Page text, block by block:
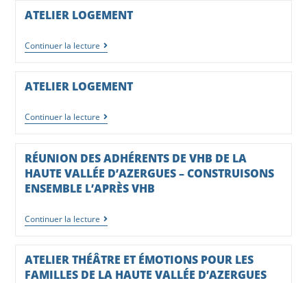
ATELIER LOGEMENT
Continuer la lecture
ATELIER LOGEMENT
Continuer la lecture
RÉUNION DES ADHÉRENTS DE VHB DE LA
HAUTE VALLÉE D’AZERGUES – CONSTRUISONS
ENSEMBLE L’APRÈS VHB
Continuer la lecture
ATELIER THÉÂTRE ET ÉMOTIONS POUR LES
FAMILLES DE LA HAUTE VALLÉE D’AZERGUES